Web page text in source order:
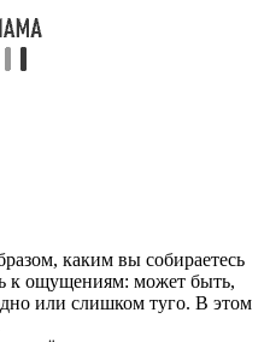
каким вы собираетесь
к ощущениям: может быть,
или слишком туго. В этом